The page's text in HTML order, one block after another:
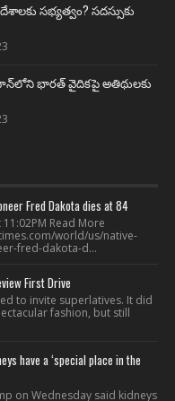
సభ్యత్వం? సదస్సుకు
మైదాన్‌లోని భారత్ వైదికపై అతిథులకు
Fred Dakota dies at 84
Read More
world/us/native-
fred-dakota-d...
First Drive
to invite superlatives. It did
fashion, but still
have a ‘special place in the
on Wednesday said kidneys